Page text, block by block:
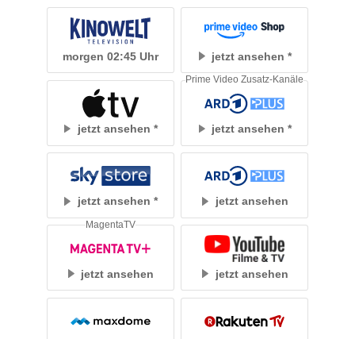
morgen 02:45 Uhr jetzt ansehen
jetzt ansehen jetzt ansehen
Prime Video Zusatz-Kanäle
jetzt ansehen jetzt ansehen
jetzt ansehen
MagentaTV
jetzt ansehen